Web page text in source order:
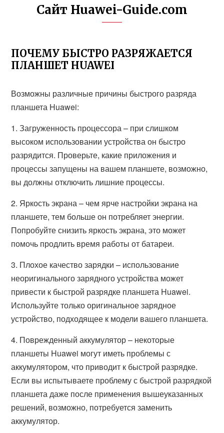
Сайт Huawei-Guide.com
ПОЧЕМУ БЫСТРО РАЗРЯЖАЕТСЯ
ПЛАНШЕТ HUAWEI
Возможны различные причины быстрого разряда
планшета Huawei:
1. Загруженность процессора – при слишком
высоком использовании устройства он быстро
разрядится. Проверьте, какие приложения и
процессы запущены на вашем планшете, возможно,
вы должны отключить лишние процессы.
2. Яркость экрана – чем ярче настройки экрана на
планшете, тем больше он потребляет энергии.
Попробуйте снизить яркость экрана, это может
помочь продлить время работы от батареи.
3. Плохое качество зарядки – использование
неоригинального зарядного устройства может
привести к быстрой разрядке планшета Huawei.
Используйте только оригинальное зарядное
устройство, подходящее к модели вашего планшета.
4. Поврежденный аккумулятор – некоторые
планшеты Huawei могут иметь проблемы с
аккумулятором, что приводит к быстрой разрядке.
Если вы испытываете проблему с быстрой разрядкой
планшета даже после применения вышеуказанных
решений, возможно, потребуется заменить
аккумулятор.